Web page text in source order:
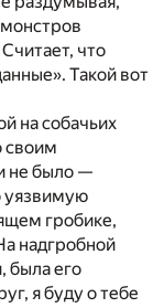
что
Такой вот
на собачьих
своим
не было —
уязвимую
гробике,
надгробной
была его
я буду о тебе